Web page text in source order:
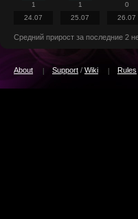
1
24.07
1
25.07
0
26.07
Средний прирост за последние 2
About Support / Wiki Rules